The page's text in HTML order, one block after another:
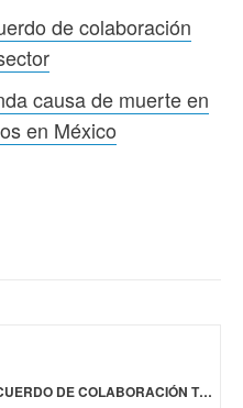
de colaboración
causa de muerte en
en México
COFEPRIS E IMPI FIRMAN ACUERDO DE COLABORACIÓN TÉCNICA PARA FORTALECER EL SECTOR